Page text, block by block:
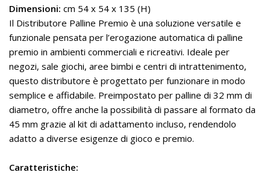
Dimensioni: cm 54 x 54 x 135 (H)
Il Distributore Palline Premio è una soluzione versatile e
funzionale pensata per l’erogazione automatica di palline
premio in ambienti commerciali e ricreativi. Ideale per
negozi, sale giochi, aree bimbi e centri di intrattenimento,
questo distributore è progettato per funzionare in modo
semplice e affidabile. Preimpostato per palline di 32 mm di
diametro, offre anche la possibilità di passare al formato da
45 mm grazie al kit di adattamento incluso, rendendolo
adatto a diverse esigenze di gioco e premio.
Caratteristiche: